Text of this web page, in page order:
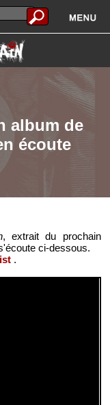
album de
écoute
, extrait du prochain
ci-dessous.
.